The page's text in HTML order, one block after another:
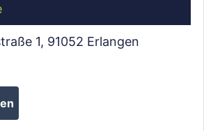
geladen …
1, 91052 Erlangen